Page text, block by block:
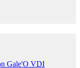
Gale'O VDI